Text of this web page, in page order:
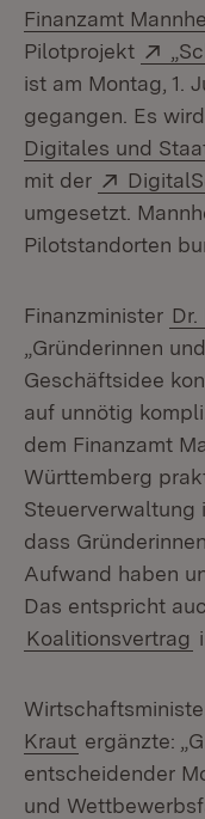
Finanzamt
Pilotprojekt
ist am Montag, 1.
gegangen. Es
Digitales und
mit der
Extern:
umgesetzt.
Pilotstandorten
Finanzminister
„Gründerinnen
Geschäftsidee
auf unnötig
dem Finanzamt
Württemberg
Steuerverwaltung
dass
Aufwand haben
Das entspricht
Koalitionsvertrag
Kraut ergänzte:
entscheidender
und